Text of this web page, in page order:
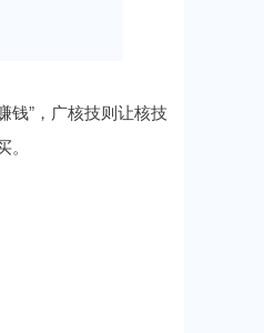
钱”，广核技则让核技